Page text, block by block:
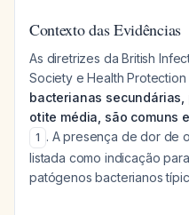
Contexto das Evidências
As diretrizes da British
Society e Health
bacterianas
otite média, são comuns
1 . A presença de dor de
listada como indicação
patógenos bacterianos